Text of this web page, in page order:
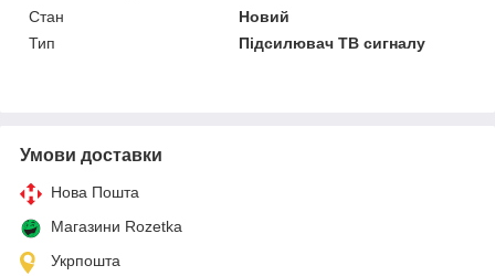
Стан
Новий
Тип
Підсилювач ТВ сигналу
Умови доставки
Нова Пошта
Магазини Rozetka
Укрпошта